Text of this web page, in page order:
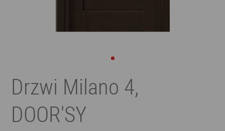
Drzwi Milano 4,
DOOR'SY